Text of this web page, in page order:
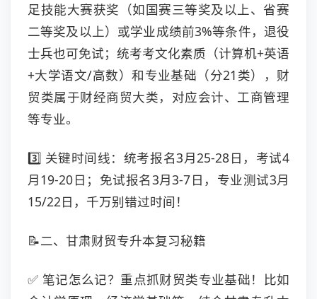
足技能大赛获奖（如国赛三等奖及以上、省赛
二等奖及以上）或学业成绩前3%等条件，退役
士兵也可免试；统考考文化素质（计算机+英语
+大学语文/高数）和专业基础（分21类），财
贸类属于财经商贸大类，对应会计、工商管理
等专业。
3️⃣ 关键时间线：统考报名3月25-28日，考试4
月19-20日；免试报名3月3-7日，专业测试3月
15/22日，千万别错过时间！
📝二、甘肃财贸专升本复习秘籍
✅ 笔记怎么记？重点抓财贸类专业基础！比如